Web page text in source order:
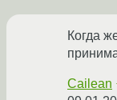
Когда
Cailean